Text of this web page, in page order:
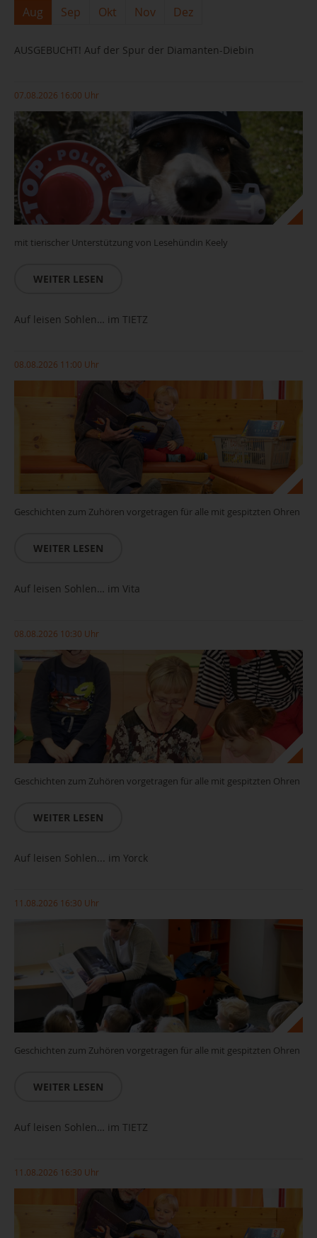
Aug
Sep Okt Nov Dez
AUSGEBUCHT! Auf der Spur der Diamanten-Diebin
07.08.2026 16:00 Uhr
mit tierischer Unterstützung von Lesehündin Keely
WEITER LESEN
Auf leisen Sohlen… im TIETZ
08.08.2026 11:00 Uhr
Geschichten zum Zuhören vorgetragen für alle mit gespitzten Ohren
WEITER LESEN
Auf leisen Sohlen… im Vita
08.08.2026 10:30 Uhr
Geschichten zum Zuhören vorgetragen für alle mit gespitzten Ohren
WEITER LESEN
Auf leisen Sohlen... im Yorck
11.08.2026 16:30 Uhr
Geschichten zum Zuhören vorgetragen für alle mit gespitzten Ohren
WEITER LESEN
Auf leisen Sohlen… im TIETZ
11.08.2026 16:30 Uhr